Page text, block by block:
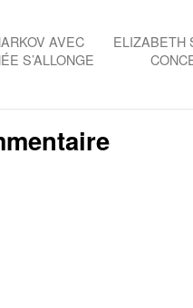
AVEC
S’ALLONGE
ELIZABETH